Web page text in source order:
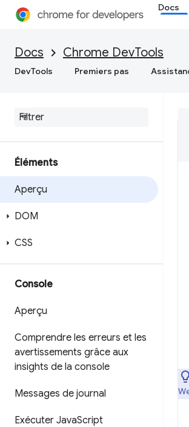
Docs
Docs Chrome DevTools
DevTools Premiers pas
Éléments
Aperçu
DOM
CSS
Console
Aperçu
Comprendre les erreurs et les
avertissements grâce aux
insights de la console
Messages de journal
Exécuter JavaScript